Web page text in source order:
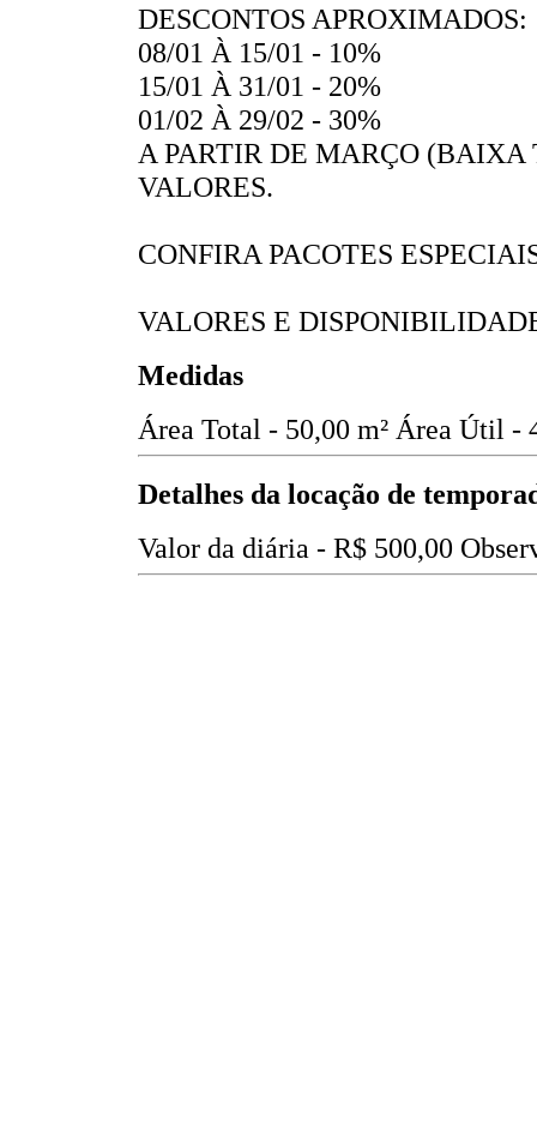
DESCONTOS APROXIMADOS:
08/01 À 15/01 - 10%
15/01 À 31/01 - 20%
01/02 À 29/02 - 30%
A PARTIR DE MARÇO
VALORES.
CONFIRA PACOTES
VALORES E
Medidas
Área Total - 50,00 m² Área Útil -
Detalhes da locação de
Valor da diária - R$ 500,00